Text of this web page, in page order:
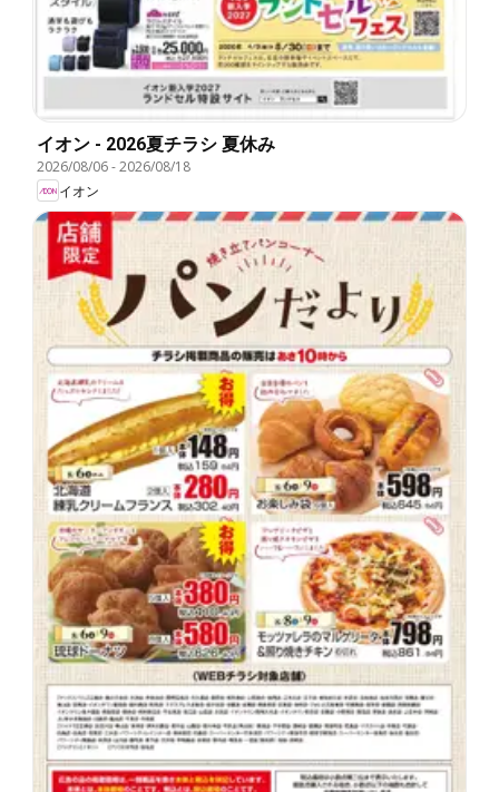
イオン - 2026夏チラシ 夏休み
2026/08/06-2026/08/18
イオン